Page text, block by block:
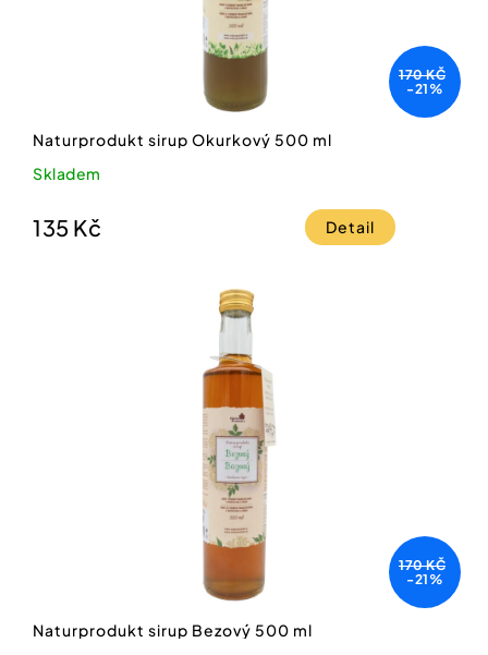
170 KČ
-21%
Naturprodukt sirup Okurkový 500 ml
Skladem
135 Kč Detail
170 KČ
-21%
Naturprodukt sirup Bezový 500 ml